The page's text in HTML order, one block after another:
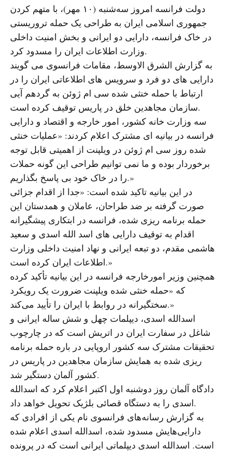
دولت فرانسه امروز سه‌شنبه (۱۰ مهر)، با متهم کردن
جمهوری اسلامی ایران به طراحی یک حمله تروریستی
در خاک فرانسه، دارایی‌ دو ایرانی و بخش امنیت داخلی
وزارت اطلاعات ایران را مسدود کرد.
به گزارش الشرق الاوسط، مقامات فرانسوی می گویند
دارایی های دو فرد و سرویس های اطلاعاتی ایران را در
ارتباط با حمله خنثی شده سی ام ژوئن به گردهم آیی
سازمان مجاهدین خلق در پاریس توقیف کرده است.
سه وزارت خانه کشور، امور خارجه و اقتصاد و دارایی
فرانسه در بیانیه ای مشترک اعلام کردند: «عملیات خنثی
شده روز سی ام ژوئن در ویلپنت از اهمیتی قابل توجه
برخوردار بوده و ما نمی توانیم طراحی این گونه حملات
را در خاک خود بی پاسخ بگذاریم.»
در این بیانیه تاکید شده است: «جدا از اقدام جزائی
صورت گرفته بر ضد طراحان، عاملان و همدستان این
حمله برنامه ریزی شده، فرانسه در ابتکاری پیشگیرانه
اقدام به توقیف دارایی های اسد الله اسدی و سعید
هاشمی مقدم، دو تبعه ایرانی و نهاد امنیت داخلی وزارت
اطلاعات ایران کرده است.»
همچنین وزیر امورخارجه فرانسه در این بیانیه تأکید کرده
که «حمله خنثی شده ویلپنت ضرورت یک رویکرد
سختگیرانه در روابط با ایران را تأیید می‌کند.»
اسدالله اسدی، دیپلمات چهل و شش ساله ایرانی و
شاغل در سفارت ایران در اتریش است که در چارچوب
تحقیقات مشترک سه کشور اروپایی در باره حمله برنامه
ریزی شده به همایش سازمان مجاهدین در پاریس در
کشور آلمان دستگیر شد.
دادگاه آلمان روز دوشنبه اول اکتبر اعلام کرد که اسدالله
اسدی را به دستگاه قصائی بلژیک تحویل خواهد داد.
به گزارش رسانه‌های فرانسوی نام یکی از افرادی که
دارایی‌هایش مسدود شده، اسدالله اسدی اعلام شده
است. اسدالله اسدی دیپلماتی ایرانی است که در پرونده